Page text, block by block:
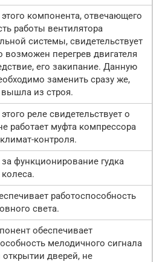
компонента, отвечающего
работы вентилятора
системы, свидетельствует
возможен перегрев двигателя
его закипание. Данную
заменить сразу же,
из строя.
реле свидетельствует о
работает муфта компрессора
контроля.
за функционирование гудка
работоспособность
света.
обеспечивает
мелодичного сигнала
открытии дверей, не